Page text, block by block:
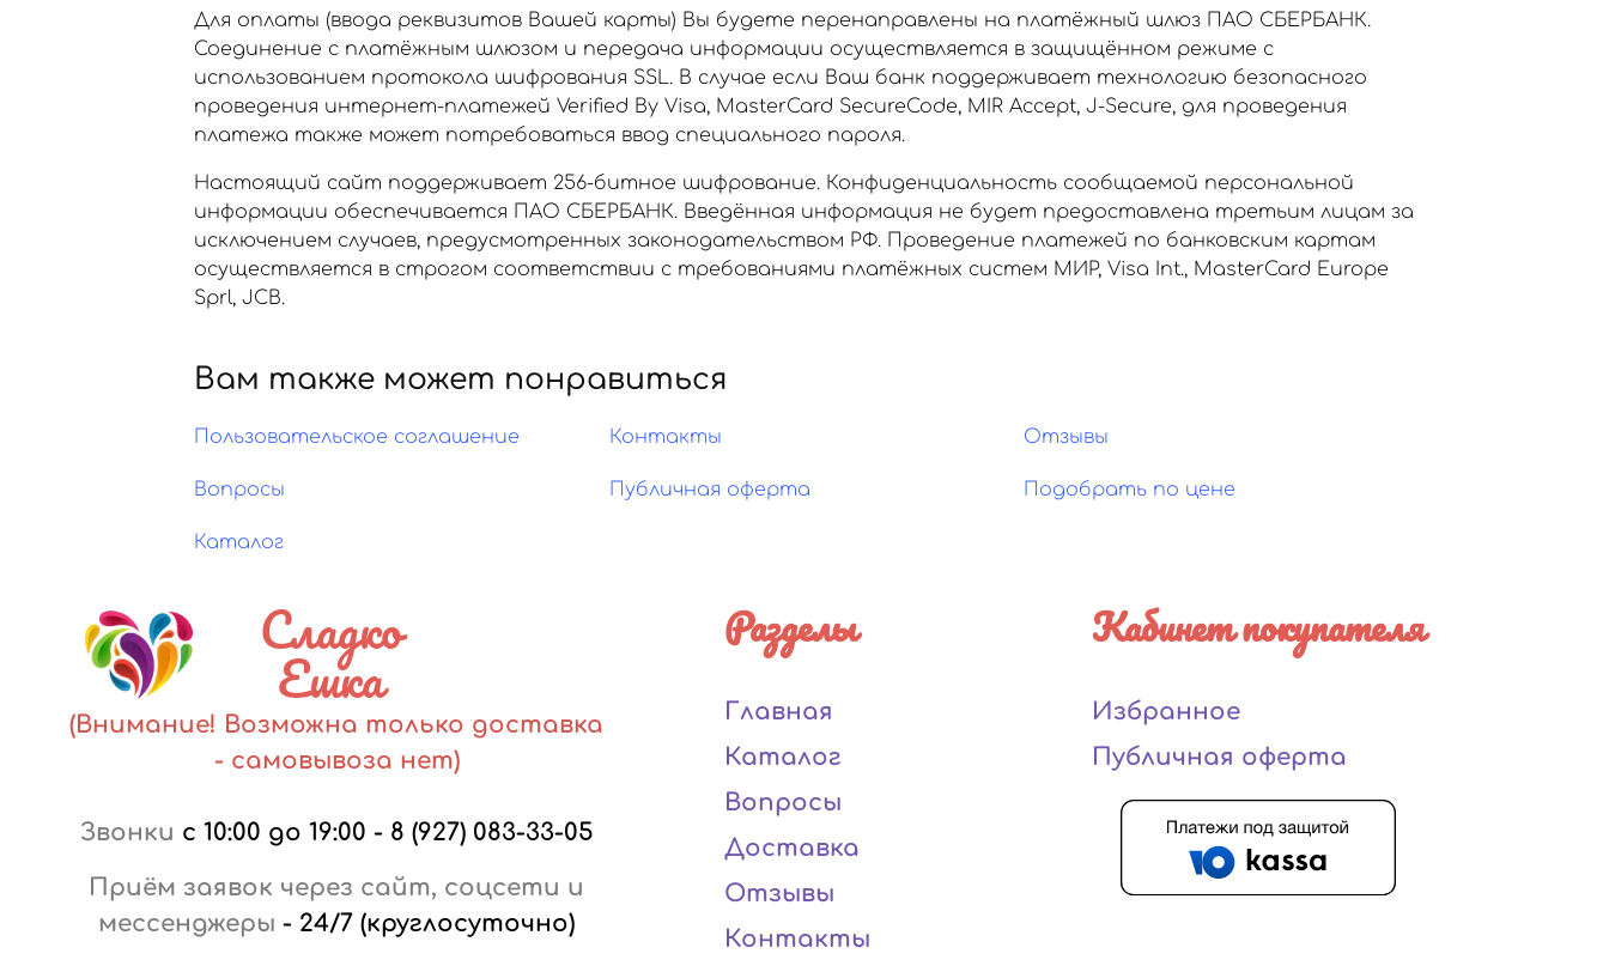
Для оплаты (ввода реквизитов Вашей карты) Вы будете перенаправлены на платёжный шлюз ПАО СБЕРБАНК.
Соединение с платёжным шлюзом и передача информации осуществляется в защищённом режиме с
использованием протокола шифрования SSL. В случае если Ваш банк поддерживает технологию безопасного
проведения интернет-платежей Verified By Visa, MasterCard SecureCode, MIR Accept, J-Secure, для проведения
платежа также может потребоваться ввод специального пароля.
Настоящий сайт поддерживает 256-битное шифрование. Конфиденциальность сообщаемой персональной
информации обеспечивается ПАО СБЕРБАНК. Введённая информация не будет предоставлена третьим лицам за
исключением случаев, предусмотренных законодательством РФ. Проведение платежей по банковским картам
осуществляется в строгом соответствии с требованиями платёжных систем МИР, Visa Int., MasterCard Europe
Sprl, JCB.
Вам также может понравиться
Пользовательское соглашение Контакты Отзывы
Вопросы Публичная оферта Подобрать по цене
Каталог
Сладко
Ешка
(Внимание! Возможна только доставка
- самовывоза нет)
Звонки с 10:00 до 19:00 - 8 (927) 083-33-05
Приём заявок через сайт, соцсети и
мессенджеры - 24/7 (круглосуточно)
Разделы
Главная
Каталог
Вопросы
Доставка
Отзывы
Контакты
Кабинет покупателя
Избранное
Публичная оферта